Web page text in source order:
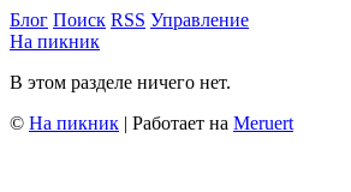
Блог Поиск RSS Управление
На пикник
В этом разделе ничего нет.
© На пикник | Работает на Meruert